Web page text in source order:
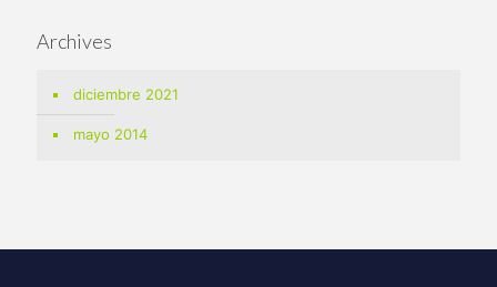
Archives
diciembre 2021
mayo 2014